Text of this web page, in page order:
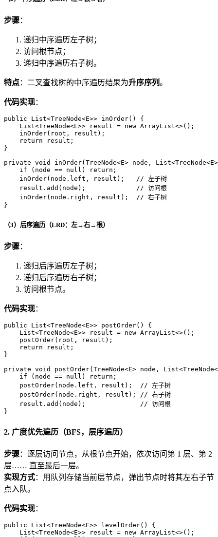
步骤：
递归中序遍历左子树；
访问根节点；
递归中序遍历右子树。
特点：二叉查找树的中序遍历结果为升序序列。
代码实现：
public List<TreeNode<E>> inOrder()
{
    List<TreeNode<E>> result =
new ArrayList<>();
    inOrder(root, result);
return result;
}
private void inOrder(TreeNode<E> node,
if (node == null ) return ;
    inOrder(node.left, result);
// 左子树
    result.add(node);
// 访问根
    inOrder(node.right, result);
// 右子树
}
（3）后序遍历（LRD：左→右→根）
步骤：
递归后序遍历左子树；
递归后序遍历右子树；
访问根节点。
代码实现：
public List<TreeNode<E>> postOrder()
{
    List<TreeNode<E>> result =
new ArrayList<>();
    postOrder(root, result);
return result;
}
private void postOrder(TreeNode<E> node,
if (node == null ) return ;
    postOrder(node.left, result);
// 左子树
    postOrder(node.right, result);
// 右子树
    result.add(node);
// 访问根
}
2. 广度优先遍历（BFS，层序遍历）
步骤：逐层访问节点，从根节点开始，依次访问第 1 层、第 2
层…… 直至最后一层。
实现方式：用队列存储当前层节点，弹出节点时将其左右子节
点入队。
代码实现：
public List<TreeNode<E>> levelOrder()
{
    List<TreeNode<E>> result =
new ArrayList<>();